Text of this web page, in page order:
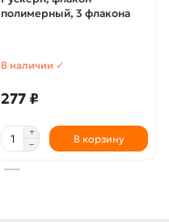
полимерный, 3 флакона
В наличии ✓
277 ₽
В корзину